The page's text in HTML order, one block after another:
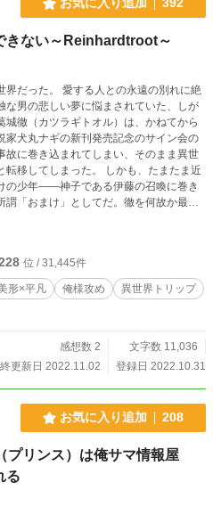
お気に入り追加 392
きない～Reinhardtroot～
だった。 愛する人との永遠の別れに絶
な男の悲しい夢に悩まされていた、しが
城徹（カツラギトオル）は、かねてから
家犬丸ナギの新刊発売記念のサイン会の
故に巻き込まれてしまい、そのまま異世
転移してしまった。 しかも、たまたま近
の少年――神子である伊藤の召喚に巻き
謂「おまけ」としてだ。徹を何故か最初
伊藤から身を守るため、国王陛下から正
可を得たラインハルトの提案で、国境付
の拠点で雑務の仕事を手伝うことになっ
わぬ方向へと進展してしまう。 ★簡潔
ークエルフや友人だと思っていた騎士団
め付けにはラインハルトから結婚を前提
と言われたりしながらワチャワチャする
。内容は変わっていません） ★ＣＰ：俺
ルト×年上平凡おまけ神子の徹です。 ★
設定が一部異なります＋攻はラインハル
すべて書き下ろしています。紙本の内容
に予約投稿。11/27日で本編完結、11/28
。
位 / 31,445件
形×平凡 俺様攻め
異世界トリップ
感想数 2
文字数 11,036
更新日 2022.11.02
登録日 2022.10.31
お気に入り追加 208
プリンス）は俺サマ情報屋
る